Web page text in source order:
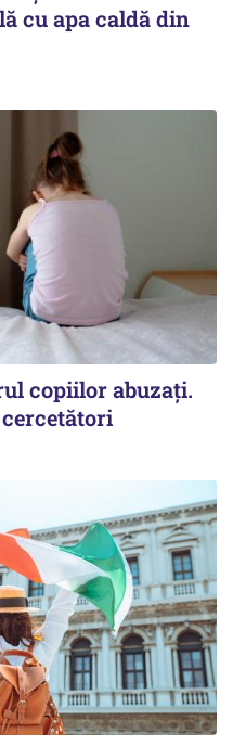
cu apa caldă din
copiilor abuzați.